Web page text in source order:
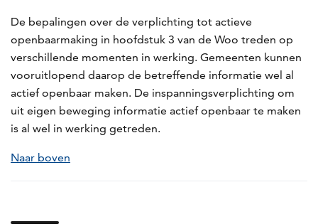
De bepalingen over de verplichting tot actieve
openbaarmaking in hoofdstuk 3 van de Woo treden op
verschillende momenten in werking. Gemeenten kunnen
vooruitlopend daarop de betreffende informatie wel al
actief openbaar maken. De inspanningsverplichting om
uit eigen beweging informatie actief openbaar te maken
is al wel in werking getreden.
Naar boven